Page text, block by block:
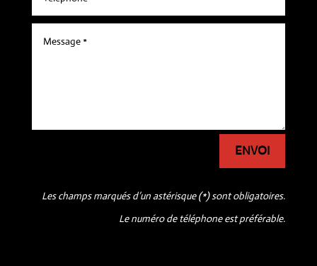
ENVOI
Les champs marqués d’un astérisque (*) sont obligatoires.
Le numéro de téléphone est préférable.